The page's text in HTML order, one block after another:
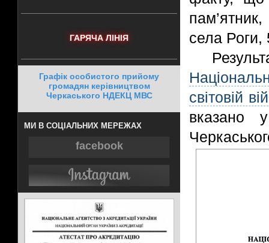
ГАРЯЧА ЛІНІЯ
Графік особистого прийому
громадян керівництвом
Черкаського НДЕКЦ МВС
МИ В СОЦІАЛЬНИХ МЕРЕЖАХ
facebook
села Роги,
світовій
вказано